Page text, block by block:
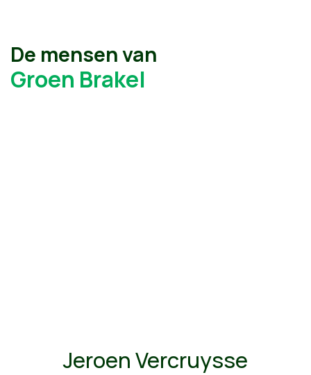
De mensen van
Groen Brakel
Jeroen Vercruysse